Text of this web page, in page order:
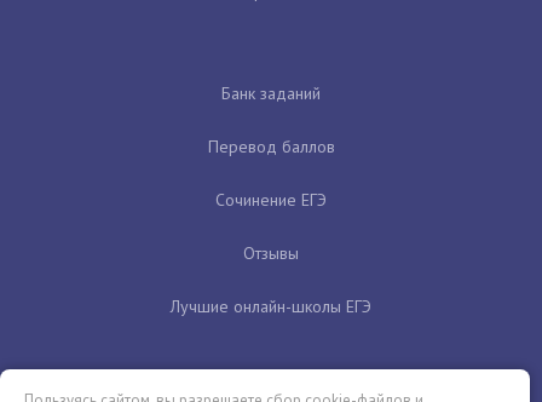
Банк заданий
Перевод баллов
Сочинение ЕГЭ
Отзывы
Лучшие онлайн-школы ЕГЭ